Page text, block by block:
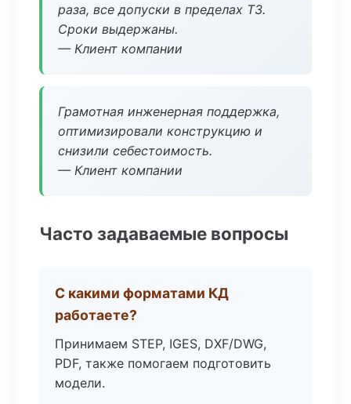
раза, все допуски в пределах ТЗ.
Сроки выдержаны.
— Клиент компании
Грамотная инженерная поддержка,
оптимизировали конструкцию и
снизили себестоимость.
— Клиент компании
Часто задаваемые вопросы
С какими форматами КД
работаете?
Принимаем STEP, IGES, DXF/DWG,
PDF, также помогаем подготовить
модели.